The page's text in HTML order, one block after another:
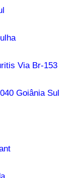
Via Br-153
Goiânia Sul